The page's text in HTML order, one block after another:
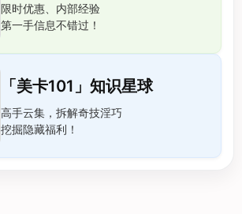
限时优惠、内部经验
第一手信息不错过！
「美卡101」知识星球
高手云集，拆解奇技淫巧
挖掘隐藏福利！